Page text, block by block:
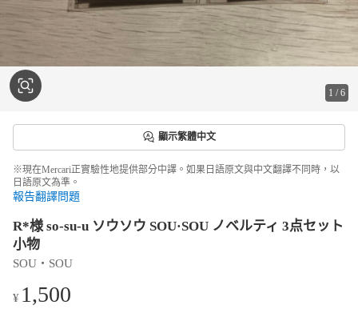
1 /6
顯示繁體中文
※現在Mercari正實驗性地提供部分中譯。如果日語原文與中文翻譯不同時，以
日語原文為準。
報告翻譯問題
R*様 so-su-u ソウソウ SOU·SOU ノベルティ 3点セット
小物
SOU・SOU
¥ 1,500